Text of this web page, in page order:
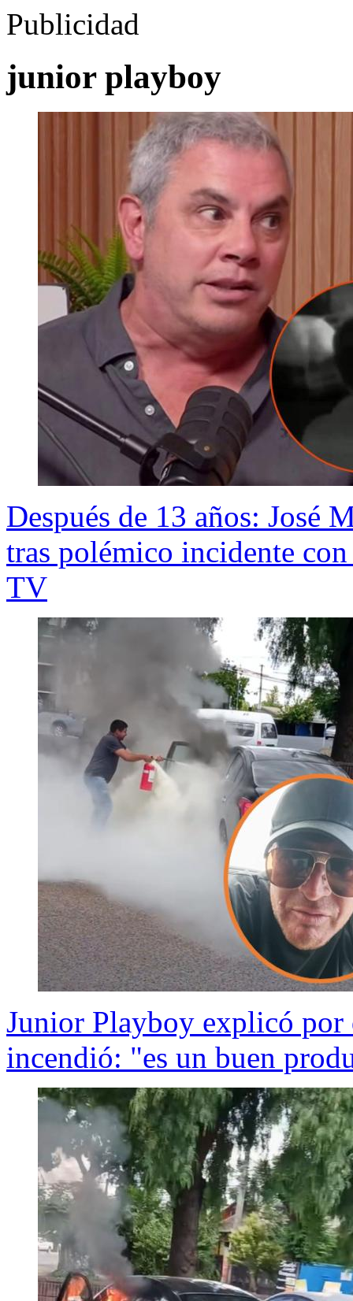
Publicidad
junior playboy
Después de 13 años: José
tras polémico incidente
TV
Junior Playboy explicó por
incendió: "es un buen